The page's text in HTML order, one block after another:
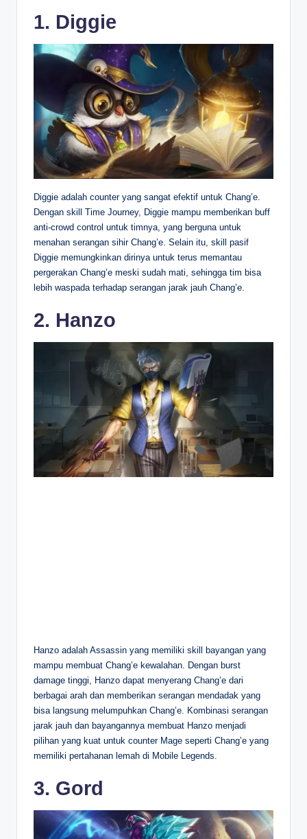
1. Diggie
Diggie adalah counter yang sangat efektif untuk Chang’e.
Dengan skill Time Journey, Diggie mampu memberikan buff
anti-crowd control untuk timnya, yang berguna untuk
menahan serangan sihir Chang’e. Selain itu, skill pasif
Diggie memungkinkan dirinya untuk terus memantau
pergerakan Chang’e meski sudah mati, sehingga tim bisa
lebih waspada terhadap serangan jarak jauh Chang’e.
2. Hanzo
Hanzo adalah Assassin yang memiliki skill bayangan yang
mampu membuat Chang’e kewalahan. Dengan burst
damage tinggi, Hanzo dapat menyerang Chang’e dari
berbagai arah dan memberikan serangan mendadak yang
bisa langsung melumpuhkan Chang’e. Kombinasi serangan
jarak jauh dan bayangannya membuat Hanzo menjadi
pilihan yang kuat untuk counter Mage seperti Chang’e yang
memiliki pertahanan lemah di Mobile Legends.
3. Gord